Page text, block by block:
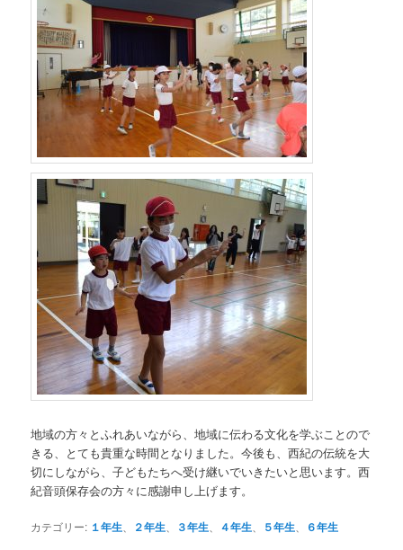
地域の方々とふれあいながら、地域に伝わる文化を学ぶことので
きる、とても貴重な時間となりました。今後も、西紀の伝統を大
切にしながら、子どもたちへ受け継いでいきたいと思います。西
紀音頭保存会の方々に感謝申し上げます。
カテゴリー: １年生 ２年生 ３年生 ４年生 ５年生 ６年生